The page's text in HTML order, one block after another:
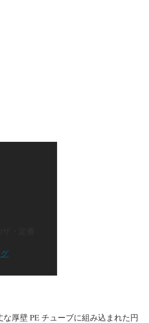
厚壁 PE チューブに組み込まれた円